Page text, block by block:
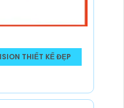
THIẾT KẾ ĐẸP